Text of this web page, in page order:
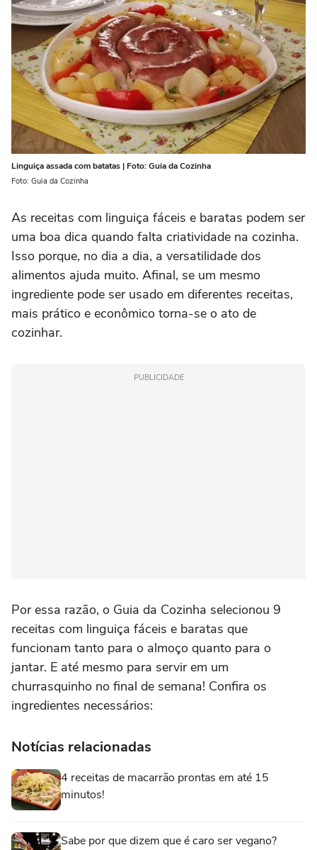
Linguiça assada com batatas | Foto: Guia da Cozinha
Foto: Guia da Cozinha
As receitas com linguiça fáceis e baratas podem ser
uma boa dica quando falta criatividade na cozinha.
Isso porque, no dia a dia, a versatilidade dos
alimentos ajuda muito. Afinal, se um mesmo
ingrediente pode ser usado em diferentes receitas,
mais prático e econômico torna-se o ato de
cozinhar.
PUBLICIDADE
Por essa razão, o Guia da Cozinha selecionou 9
receitas com linguiça fáceis e baratas que
funcionam tanto para o almoço quanto para o
jantar. E até mesmo para servir em um
churrasquinho no final de semana! Confira os
ingredientes necessários:
Notícias relacionadas
4 receitas de macarrão prontas em até 15
minutos!
Sabe por que dizem que é caro ser vegano?